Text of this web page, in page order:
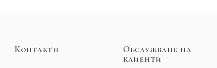
Контакти
Обслужване на
клиенти